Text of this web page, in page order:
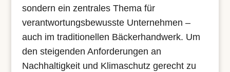
sondern ein zentrales Thema für
verantwortungsbewusste Unternehmen –
auch im traditionellen Bäckerhandwerk. Um
den steigenden Anforderungen an
Nachhaltigkeit und Klimaschutz gerecht zu